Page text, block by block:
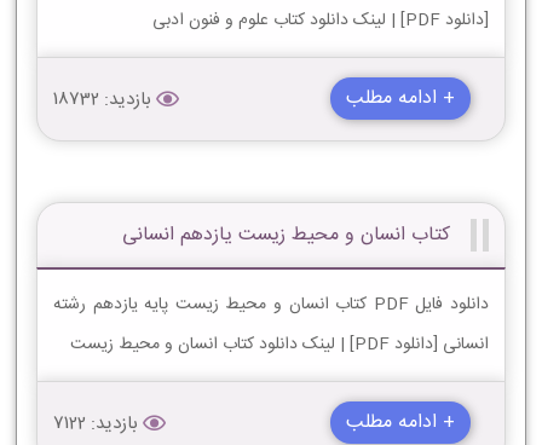
[دانلود PDF] | لینک دانلود کتاب علوم و فنون ادبی
+ ادامه مطلب بازدید: 18732
کتاب انسان و محیط زیست یازدهم انسانی
دانلود فایل PDF کتاب انسان و محیط زیست پایه یازدهم رشته
انسانی [دانلود PDF] | لینک دانلود کتاب انسان و محیط زیست
+ ادامه مطلب بازدید: 7122